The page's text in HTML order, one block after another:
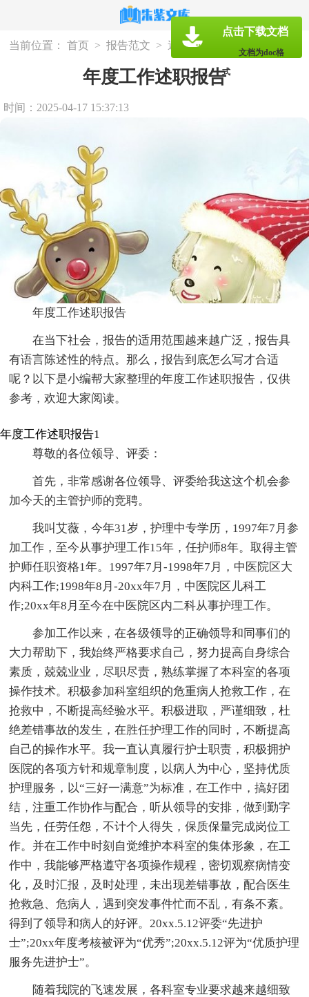
当前位置： 首页 > 报告范文 > 述职报告
年度工作述职报告
时间：2025-04-17 15:37:13
年度工作述职报告
在当下社会，报告的适用范围越来越广泛，报告具
有语言陈述性的特点。那么，报告到底怎么写才合适
呢？以下是小编帮大家整理的年度工作述职报告，仅供
参考，欢迎大家阅读。
年度工作述职报告1
尊敬的各位领导、评委：
首先，非常感谢各位领导、评委给我这这个机会参
加今天的主管护师的竞聘。
我叫艾薇，今年31岁，护理中专学历，1997年7月参
加工作，至今从事护理工作15年，任护师8年。取得主管
护师任职资格1年。1997年7月-1998年7月，中医院区大
内科工作;1998年8月-20xx年7月，中医院区儿科工
作;20xx年8月至今在中医院区内二科从事护理工作。
参加工作以来，在各级领导的正确领导和同事们的
大力帮助下，我始终严格要求自己，努力提高自身综合
素质，兢兢业业，尽职尽责，熟练掌握了本科室的各项
操作技术。积极参加科室组织的危重病人抢救工作，在
抢救中，不断提高经验水平。积极进取，严谨细致，杜
绝差错事故的发生，在胜任护理工作的同时，不断提高
自己的操作水平。我一直认真履行护士职责，积极拥护
医院的各项方针和规章制度，以病人为中心，坚持优质
护理服务，以“三好一满意”为标准，在工作中，搞好团
结，注重工作协作与配合，听从领导的安排，做到勤字
当先，任劳任怨，不计个人得失，保质保量完成岗位工
作。并在工作中时刻自觉维护本科室的集体形象，在工
作中，我能够严格遵守各项操作规程，密切观察病情变
化，及时汇报，及时处理，未出现差错事故，配合医生
抢救急、危病人，遇到突发事件忙而不乱，有条不紊。
得到了领导和病人的好评。20xx.5.12评委“先进护
士”;20xx年度考核被评为“优秀”;20xx.5.12评为“优质护理
服务先进护士”。
随着我院的飞速发展，各科室专业要求越来越细致
点击下载文档
文档为doc格
式